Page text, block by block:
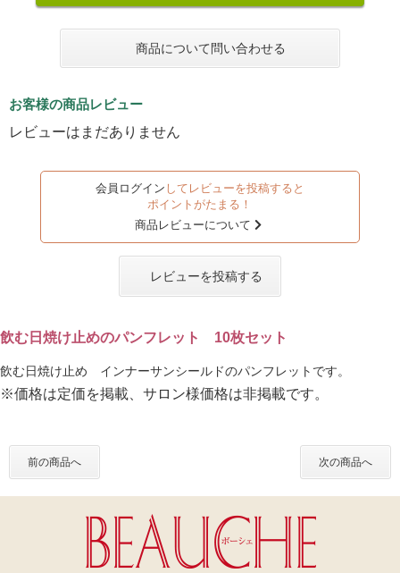
商品について問い合わせる
お客様の商品レビュー
レビューはまだありません
会員ログイン してレビューを投稿すると
ポイントがたまる！
商品レビューについて
レビューを投稿する
飲む日焼け止めのパンフレット 10枚セット
飲む日焼け止め インナーサンシールドのパンフレットです。
※価格は定価を掲載、サロン様価格は非掲載です。
前の商品へ 次の商品へ